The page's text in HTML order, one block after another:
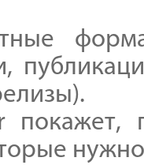
покажет,